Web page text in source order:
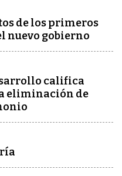
de los primeros
nuevo gobierno
califica
eliminación de